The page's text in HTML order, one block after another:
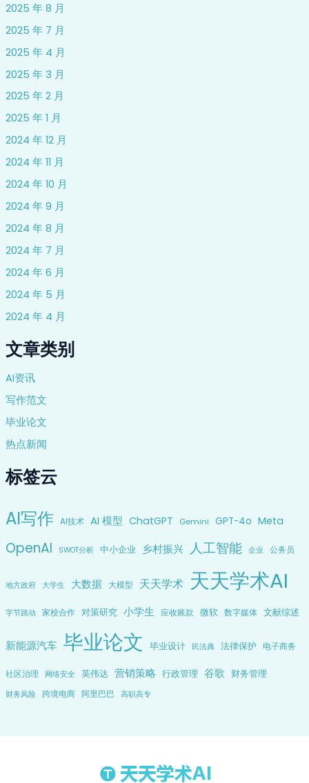
2025 年 8 月
2025 年 7 月
2025 年 4 月
2025 年 3 月
2025 年 2 月
2025 年 1 月
2024 年 12 月
2024 年 11 月
2024 年 10 月
2024 年 9 月
2024 年 8 月
2024 年 7 月
2024 年 6 月
2024 年 5 月
2024 年 4 月
文章类别
AI资讯
写作范文
毕业论文
热点新闻
标签云
AI写作 AI技术 AI 模型 ChatGPT Gemini GPT-4o Meta
OpenAI SWOT分析 中小企业 乡村振兴 人工智能 企业 公务员
地方政府 大学生 大数据 大模型 天天学术 天天学术AI
字节跳动 家校合作 对策研究 小学生 应收账款 微软 数字媒体 文献综述
新能源汽车 毕业论文 毕业设计 民法典 法律保护 电子商务
社区治理 网络安全 英伟达 营销策略 行政管理 谷歌 财务管理
财务风险 跨境电商 阿里巴巴 高职高专